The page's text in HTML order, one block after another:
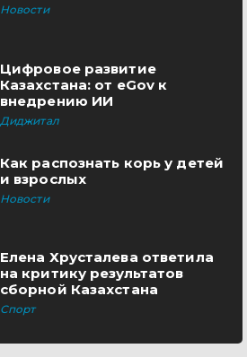
Новости
Цифровое развитие
Казахстана: от eGov к
внедрению ИИ
Диджитал
Как распознать корь у детей
и взрослых
Новости
Елена Хрусталева ответила
на критику результатов
сборной Казахстана
Спорт